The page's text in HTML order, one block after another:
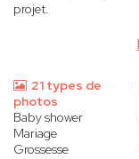
projet.
21 types de
photos
Baby shower
Mariage
Grossesse